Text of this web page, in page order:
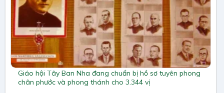
Giáo hội Tây Ban Nha đang chuẩn bị hồ sơ tuyên phong
chân phước và phong thánh cho 3.344 vị